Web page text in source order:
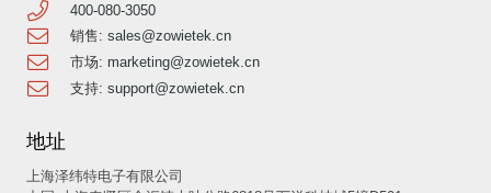
400-080-3050
销售: sales@zowietek.cn
市场: marketing@zowietek.cn
支持: support@zowietek.cn
地址
上海泽纬特电子有限公司